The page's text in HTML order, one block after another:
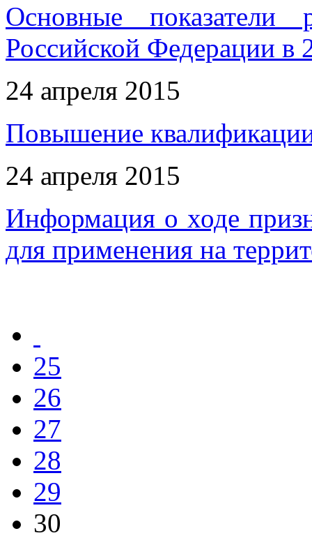
Основные показатели
Российской Федерации в
24 апреля 2015
Повышение
24 апреля 2015
Информация о ходе
для применения на
25
26
27
28
29
30